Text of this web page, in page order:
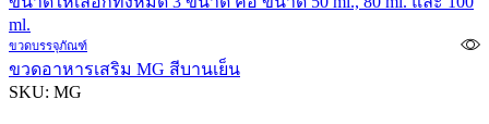
ขวดบรรจุภัณฑ์
ขวดอาหารเสริม MG สีบานเย็น
SKU: MG